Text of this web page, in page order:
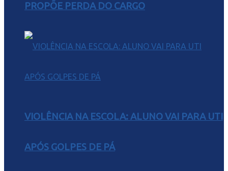
PROPÕE PERDA DO CARGO
VIOLÊNCIA NA ESCOLA: ALUNO VAI PARA UTI
APÓS GOLPES DE PÁ